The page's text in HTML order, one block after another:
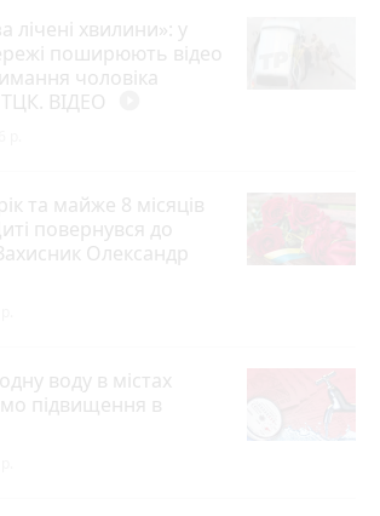
лічені хвилини»: у
поширюють відео
чоловіка
ВІДЕО
та майже 8 місяців
повернувся до
Олександр
воду в містах
підвищення в